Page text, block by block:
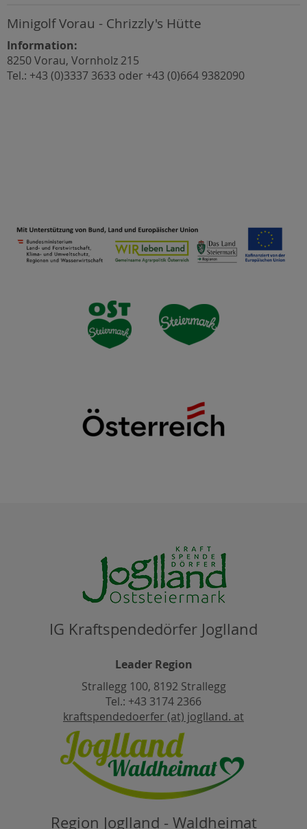
Minigolf Vorau - Chrizzly's Hütte
Information:
8250 Vorau, Vornholz 215
Tel.: +43 (0)3337 3633 oder +43 (0)664 9382090
IG Kraftspendedörfer Joglland
Leader Region
Strallegg 100, 8192 Strallegg
Tel.: +43 3174 2366
kraftspendedoerfer (at) joglland. at
Region Joglland - Waldheimat